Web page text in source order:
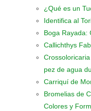
¿Qué es un
Identifica al
Boga Rayada:
Callichthys
pez de agua
Carriquí de
Bromelias de
Colores y